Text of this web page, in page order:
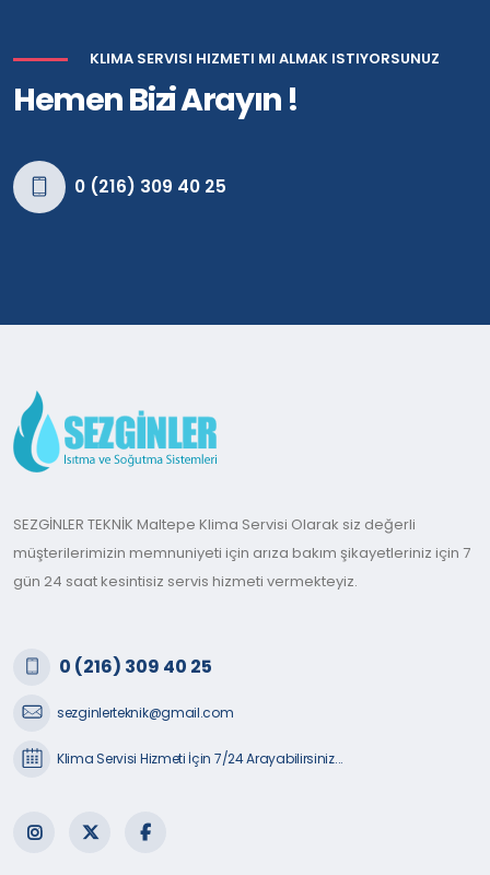
KLIMA SERVISI HIZMETI MI ALMAK ISTIYORSUNUZ
Hemen Bizi Arayın !
0 (216) 309 40 25
SEZGİNLER TEKNİK Maltepe Klima Servisi Olarak siz değerli
müşterilerimizin memnuniyeti için arıza bakım şikayetleriniz için 7
gün 24 saat kesintisiz servis hizmeti vermekteyiz.
0 (216) 309 40 25
sezginlerteknik@gmail.com
Klima Servisi Hizmeti İçin 7/24 Arayabilirsiniz...